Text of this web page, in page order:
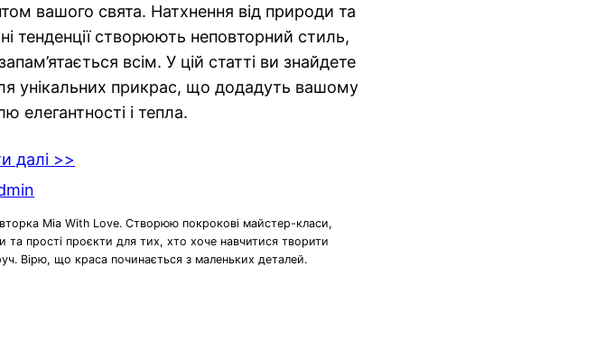
вашого свята. Натхнення від природи та
тенденції створюють неповторний стиль,
всім. У цій статті ви знайдете
унікальних прикрас, що додадуть вашому
елегантності і тепла.
далі >>
Mia With Love. Створюю покрокові майстер-класи,
та прості проєкти для тих, хто хоче навчитися творити
Вірю, що краса починається з маленьких деталей.